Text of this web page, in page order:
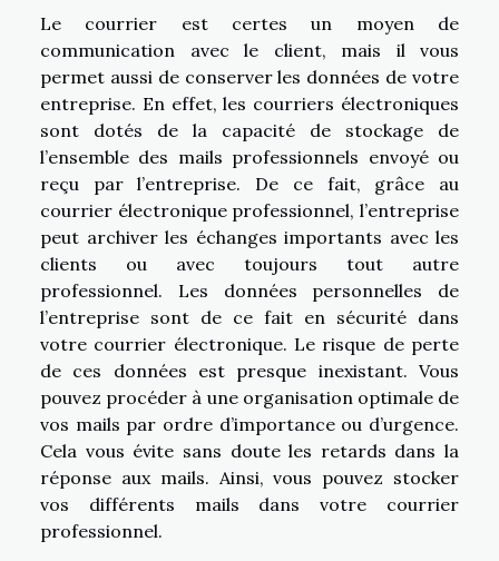
Le courrier est certes un moyen de
communication avec le client, mais il vous
permet aussi de conserver les données de votre
entreprise. En effet, les courriers électroniques
sont dotés de la capacité de stockage de
l’ensemble des mails professionnels envoyé ou
reçu par l’entreprise. De ce fait, grâce au
courrier électronique professionnel, l’entreprise
peut archiver les échanges importants avec les
clients ou avec toujours tout autre
professionnel. Les données personnelles de
l’entreprise sont de ce fait en sécurité dans
votre courrier électronique. Le risque de perte
de ces données est presque inexistant. Vous
pouvez procéder à une organisation optimale de
vos mails par ordre d’importance ou d’urgence.
Cela vous évite sans doute les retards dans la
réponse aux mails. Ainsi, vous pouvez stocker
vos différents mails dans votre courrier
professionnel.